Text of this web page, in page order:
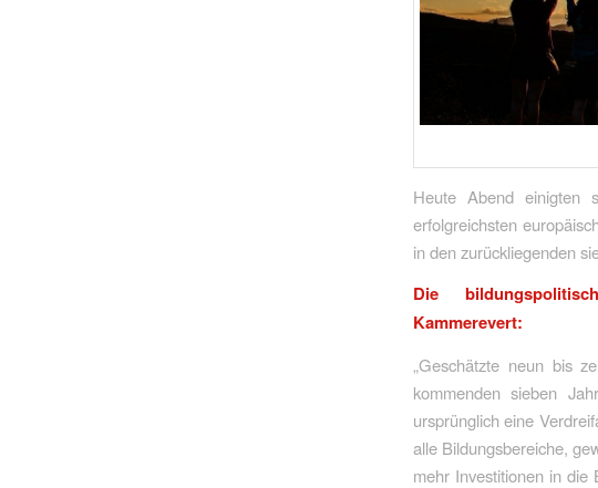
Heute Abend einigten
erfolgreichsten
in den zurückliegenden
Die
Kammerevert:
„Geschätzte neun bis
kommenden sieben
ursprünglich eine
alle Bildungsbereiche,
mehr Investitionen in die